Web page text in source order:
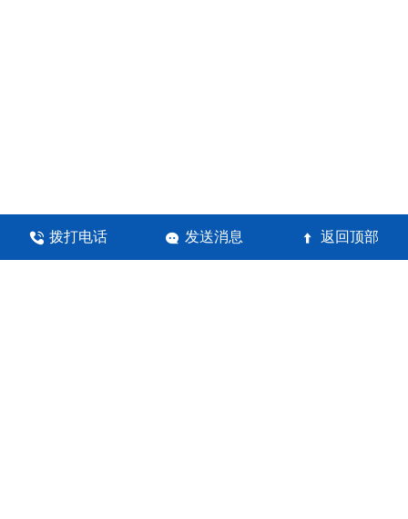
 拨打电话  发送消息  返回顶部